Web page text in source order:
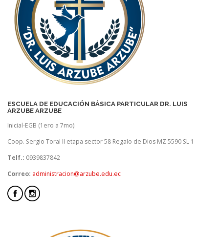
ESCUELA DE EDUCACIÓN BÁSICA PARTICULAR DR. LUIS
ARZUBE ARZUBE
Inicial-EGB (1ero a 7mo)
Coop. Sergio Toral II etapa sector 58 Regalo de Dios MZ 5590 SL 1
Telf.: 0939837842
Correo: administracion@arzube.edu.ec